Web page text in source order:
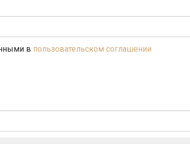
в пользовательском соглашении